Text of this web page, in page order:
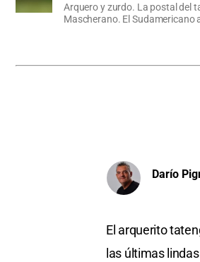
Arquero y zurdo. La postal del
Mascherano. El Sudamericano
Darío
El arquerito
las últimas